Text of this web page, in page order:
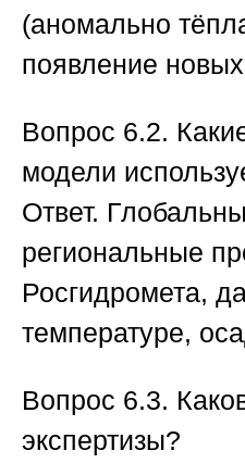
(аномально
появление
Вопрос 6.2.
модели
Ответ.
региональные
Росгидромета,
температуре,
Вопрос 6.3.
экспертизы?